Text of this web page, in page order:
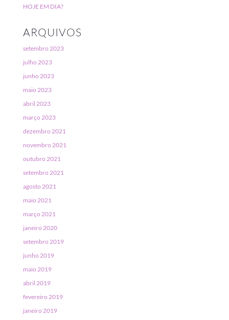
HOJE EM DIA?
ARQUIVOS
setembro 2023
julho 2023
junho 2023
maio 2023
abril 2023
março 2023
dezembro 2021
novembro 2021
outubro 2021
setembro 2021
agosto 2021
maio 2021
março 2021
janeiro 2020
setembro 2019
junho 2019
maio 2019
abril 2019
fevereiro 2019
janeiro 2019